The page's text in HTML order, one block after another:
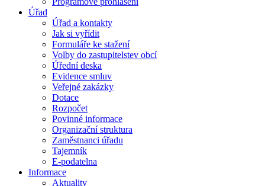
Úřad
Úřad a kontakty
Jak si vyřídit
Formuláře ke stažení
Volby do zastupitelstev obcí
Úřední deska
Evidence smluv
Veřejné zakázky
Dotace
Rozpočet
Povinné informace
Organizační struktura
Zaměstnanci úřadu
Tajemník
E-podatelna
Informace
Aktuality